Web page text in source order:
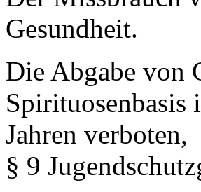
Gesundheit.
Die Abgabe von
Spirituosenbasis
Jahren verboten,
§ 9